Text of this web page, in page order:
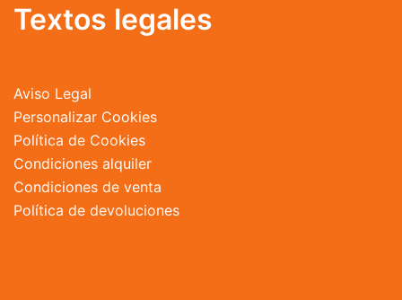
Textos legales
Aviso Legal
Personalizar Cookies
Política de Cookies
Condiciones alquiler
Condiciones de venta
Política de devoluciones